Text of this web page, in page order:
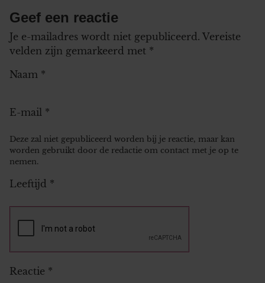
Geef een reactie
Je e-mailadres wordt niet gepubliceerd. Vereiste
velden zijn gemarkeerd met *
Naam *
E-mail *
Deze zal niet gepubliceerd worden bij je reactie, maar kan
worden gebruikt door de redactie om contact met je op te
nemen.
Leeftijd *
Reactie *